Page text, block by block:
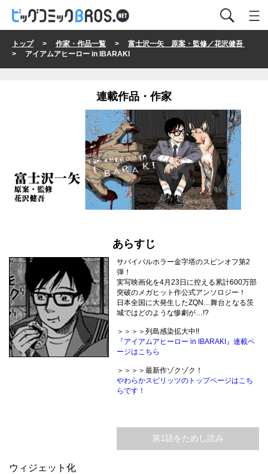
トップ> 作家・作品一覧 > 富士沢一矢 原案・監修／花沢健吾
> アイアムアヒーロー in IBARAKI
連載作品・作家
あらすじ
サバイバルホラー金字塔のスピンオフ第2
弾！
実写映画化を4月23日に控える累計600万部
突破のメガヒット作公式アンソロジー！
日本全国に大発生したZQN…舞台となる茨
城ではどのような惨劇が…!?
＞＞＞＞列島感染拡大中!!
『アイアムアヒーロー in IBARAKI』連載ペ
ージはこちら
＞＞＞＞最新作ゾクゾク！
やわらかスピリッツのトップページはこち
らです！
第1話をためし読み
ウィジェット化